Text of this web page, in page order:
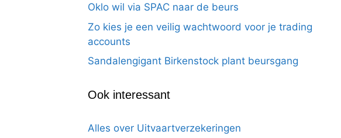
Oklo wil via SPAC naar de beurs
Zo kies je een veilig wachtwoord voor je trading
accounts
Sandalengigant Birkenstock plant beursgang
Ook interessant
Alles over Uitvaartverzekeringen